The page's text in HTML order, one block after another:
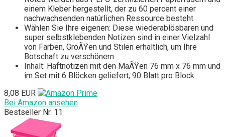
einem Kleber hergestellt, der zu 60 percent einer
nachwachsenden natürlichen Ressource besteht
Wählen Sie Ihre eigenen: Diese wiederablösbaren und
super selbstklebenden Notizen sind in einer Vielzahl
von Farben, GröÃŸen und Stilen erhältlich, um Ihre
Botschaft zu verschönern
Inhalt: Haftnotizen mit den MaÃŸen 76 mm x 76 mm und
im Set mit 6 Blöcken geliefert, 90 Blatt pro Block
8,08 EUR
Bei Amazon ansehen
Bestseller Nr. 11